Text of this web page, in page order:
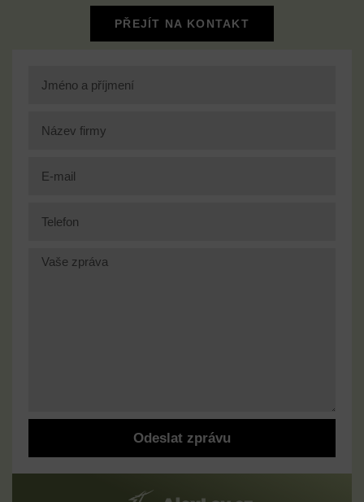
PŘEJÍT NA KONTAKT
Odeslat zprávu